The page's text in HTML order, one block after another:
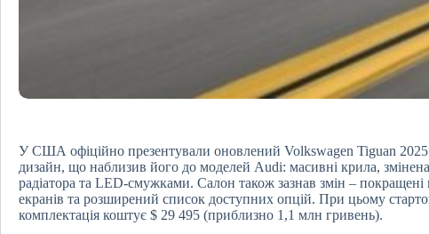
У США офіційно презентували оновлений Volkswagen Tiguan
дизайн, що наблизив його до моделей Audi: масивні крила,
радіатора та LED-смужками. Салон також зазнав змін – покращені
екранів та розширений список доступних опцій. При цьому
комплектація коштує $ 29 495 (приблизно 1,1 млн гривень).